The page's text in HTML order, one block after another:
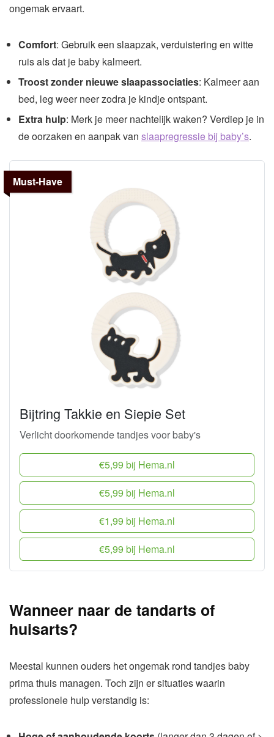
ongemak ervaart.
Comfort: Gebruik een slaapzak, verduistering en witte
ruis als dat je baby kalmeert.
Troost zonder nieuwe slaapassociaties: Kalmeer aan
bed, leg weer neer zodra je kindje ontspant.
Extra hulp: Merk je meer nachtelijk waken? Verdiep je in
de oorzaken en aanpak van slaapregressie bij baby’s.
Must-Have
Bijtring Takkie en Siepie Set
Verlicht doorkomende tandjes voor baby's
€5,99 bij Hema.nl
€5,99 bij Hema.nl
€1,99 bij Hema.nl
€5,99 bij Hema.nl
Wanneer naar de tandarts of
huisarts?
Meestal kunnen ouders het ongemak rond tandjes baby
prima thuis managen. Toch zijn er situaties waarin
professionele hulp verstandig is: